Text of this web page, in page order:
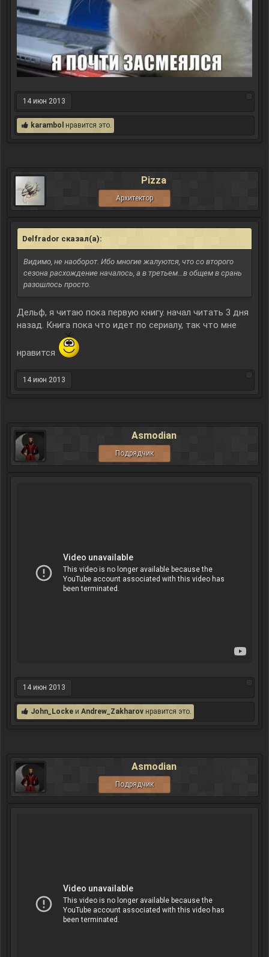
14 июн 2013
karambol нравится это.
Pizza
Архитектор
Delfrador сказал(а):
Видимо, не наоборот. Ибо многие жалуются, что со второго
сезона расхождение началось, а в третьем...в общем в срань
разошлось просто.
Дельф, я читаю пока первую книгу. начал читать 3 дня
назад. Книга пока что идет по сериалу, так что мне
нравится
14 июн 2013
Asmodian
Подрядчик
14 июн 2013
John_Locke и Andrew_Zakharov нравится это.
Asmodian
Подрядчик